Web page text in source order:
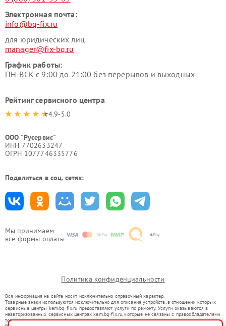
Мы принимаем
все формы оплаты
Электронная почта:
info@bq-fix.ru
для юридических лиц
manager@fix-bq.ru
График работы:
ПН-ВСК с 9:00 до 21:00 без перерывов и выходных
Рейтинг сервисного центра
4.9-5.0
ООО "Русервис"
ИНН 7702633247
ОГРН 1077746335776
Поделиться в соц. сетях:
Политика конфиденциальности
Вся информация на сайте носит исключительно справочный характер.
Товарные знаки используются исключительно для описания устройств, в отношении которых
сервисные центры kem.bq-fix.ru предоставляют услуги по ремонту. Услуги оказываются в
неавторизованных сервисных центрах kem.bq-fix.ru, которые не связаны с правообладателями
товарных знаков или их официальными представителями.